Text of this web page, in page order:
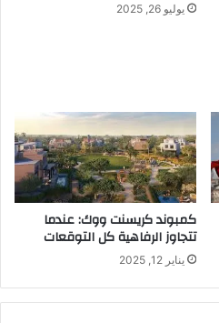
يوليو 26, 2025
كمبوند كريسنت ووك: عندما
تتجاوز الرفاهية كل التوقعات
يناير 12, 2025